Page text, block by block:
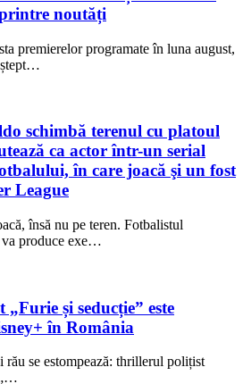
noutăți
premierelor programate în luna august,
schimbă terenul cu platoul
ca actor într-un serial
în care joacă şi un fost
League
însă nu pe teren. Fotbalistul
va produce exe…
și seducție” este
în România
rău se estompează: thrillerul polițist